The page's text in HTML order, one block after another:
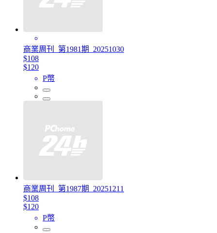
商業周刊_第1981期_20251030
$108
$120
P幣
商業周刊_第1987期_20251211
$108
$120
P幣